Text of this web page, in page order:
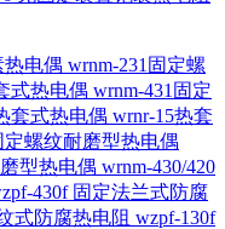
热电偶 wrnm-231固定螺
式热电偶 wrnm-431固定
套式热电偶 wrnr-15热套
定螺纹耐磨型热电偶
型热电偶 wrnm-430/420
430f 固定法兰式防腐
式防腐热电阻 wzpf-130f